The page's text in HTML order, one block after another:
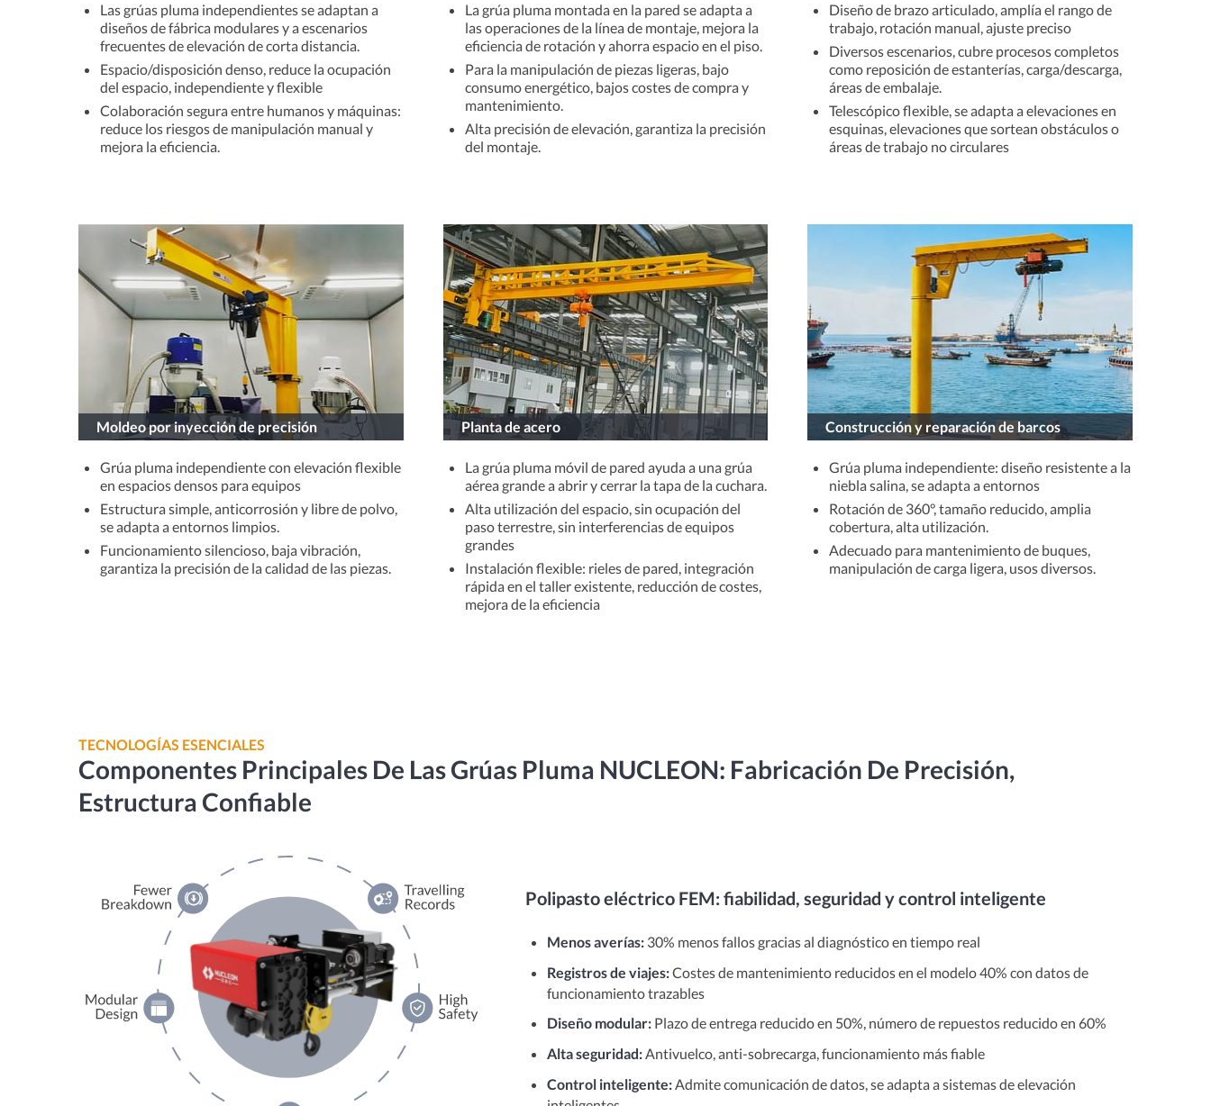
Las grúas pluma independientes se adaptan a
diseños de fábrica modulares y a escenarios
frecuentes de elevación de corta distancia.
Espacio/disposición denso, reduce la ocupación
del espacio, independiente y flexible
Colaboración segura entre humanos y máquinas:
reduce los riesgos de manipulación manual y
mejora la eficiencia.
La grúa pluma montada en la pared se adapta a
las operaciones de la línea de montaje, mejora la
eficiencia de rotación y ahorra espacio en el piso.
Para la manipulación de piezas ligeras, bajo
consumo energético, bajos costes de compra y
mantenimiento.
Alta precisión de elevación, garantiza la precisión
del montaje.
Diseño de brazo articulado, amplía el rango de
trabajo, rotación manual, ajuste preciso
Diversos escenarios, cubre procesos completos
como reposición de estanterías, carga/descarga,
áreas de embalaje.
Telescópico flexible, se adapta a elevaciones en
esquinas, elevaciones que sortean obstáculos o
áreas de trabajo no circulares
Moldeo por inyección de precisión
Grúa pluma independiente con elevación flexible
en espacios densos para equipos
Estructura simple, anticorrosión y libre de polvo,
se adapta a entornos limpios.
Funcionamiento silencioso, baja vibración,
garantiza la precisión de la calidad de las piezas.
Planta de acero
La grúa pluma móvil de pared ayuda a una grúa
aérea grande a abrir y cerrar la tapa de la cuchara.
Alta utilización del espacio, sin ocupación del
paso terrestre, sin interferencias de equipos
grandes
Instalación flexible: rieles de pared, integración
rápida en el taller existente, reducción de costes,
mejora de la eficiencia
Construcción y reparación de barcos
Grúa pluma independiente: diseño resistente a la
niebla salina, se adapta a entornos
Rotación de 360°, tamaño reducido, amplia
cobertura, alta utilización.
Adecuado para mantenimiento de buques,
manipulación de carga ligera, usos diversos.
TECNOLOGÍAS ESENCIALES
Componentes Principales De Las Grúas Pluma NUCLEON: Fabricación De Precisión,
Estructura Confiable
Polipasto eléctrico FEM: fiabilidad, seguridad y control inteligente
Menos averías: 30% menos fallos gracias al diagnóstico en tiempo real
Registros de viajes:Costes de mantenimiento reducidos en el modelo 40% con datos de
funcionamiento trazables
Diseño modular: Plazo de entrega reducido en 50%, número de repuestos reducido en 60%
Alta seguridad: Antivuelco, anti-sobrecarga, funcionamiento más fiable
Control inteligente: Admite comunicación de datos, se adapta a sistemas de elevación